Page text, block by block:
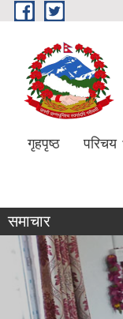
Skip to main content
गृहपृष्ठ परिचय
समाचार